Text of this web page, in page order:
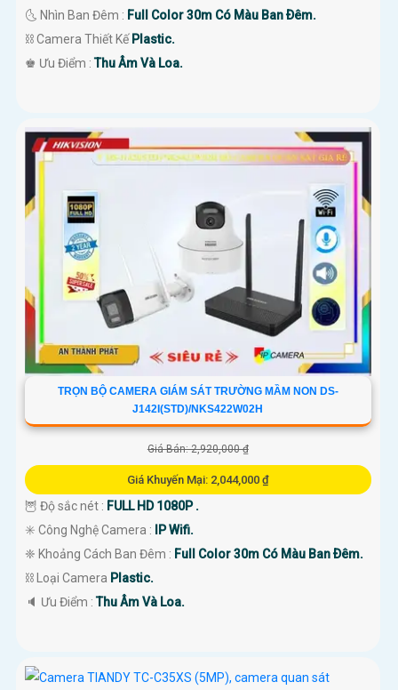
🌜 Nhìn Ban Đêm : Full Color 30m Có Màu Ban Ðêm.
⛓ Camera Thiết Kế Plastic.
️♚ Ưu Điểm :Thu Âm Và Loa.
TRỌN BỘ CAMERA GIÁM SÁT TRƯỜNG MẦM NON DS-
J142I(STD)/NKS422W02H
Giá Bán: 2,920,000 ₫
Giá Khuyến Mại: 2,044,000 ₫
🦉 Độ sắc nét : FULL HD 1080P .
✳️ Công Nghệ Camera :
IP Wifi.
❈ Khoảng Cách Ban Đêm : Full Color 30m Có Màu Ban Ðêm.
⛓ Loại Camera Plastic.
️🔈 Ưu Điểm :Thu Âm Và Loa.